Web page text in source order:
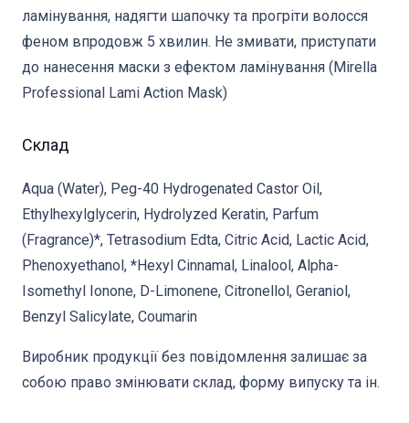
ламінування, надягти шапочку та прогріти волосся
феном впродовж 5 хвилин. Не змивати, приступати
до нанесення маски з ефектом ламінування (Mirella
Professional Lami Action Mask)
Склад
Aqua (Water), Peg-40 Hydrogenated Castor Oil,
Ethylhexylglycerin, Hydrolyzed Keratin, Parfum
(Fragrance)*, Tetrasodium Edta, Citric Acid, Lactic Acid,
Phenoxyethanol, *Hexyl Cinnamal, Linalool, Alpha-
Isomethyl Ionone, D-Limonene, Citronellol, Geraniol,
Benzyl Salicylate, Coumarin
Виробник продукції без повідомлення залишає за
собою право змінювати склад, форму випуску та ін.